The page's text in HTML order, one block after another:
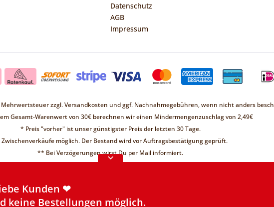
Kunden ❤
keine Bestellungen möglich.
Kunden ❤
keine Bestellungen möglich.
Datenschutz
AGB
Impressum
Mehrwertsteuer zzgl.Versandkosten und ggf. Nachnahmegebühren, wenn nicht anders
Gesamt-Warenwert von 30€ berechnen wir einen Mindermengenzuschlag von 2,49€
* Preis "vorher" ist unser günstigster Preis der letzten 30 Tage.
möglich. Der Bestand wird vor Auftragsbestätigung geprüft.
** Bei Verzögerungen wirst Du per Mail informiert.